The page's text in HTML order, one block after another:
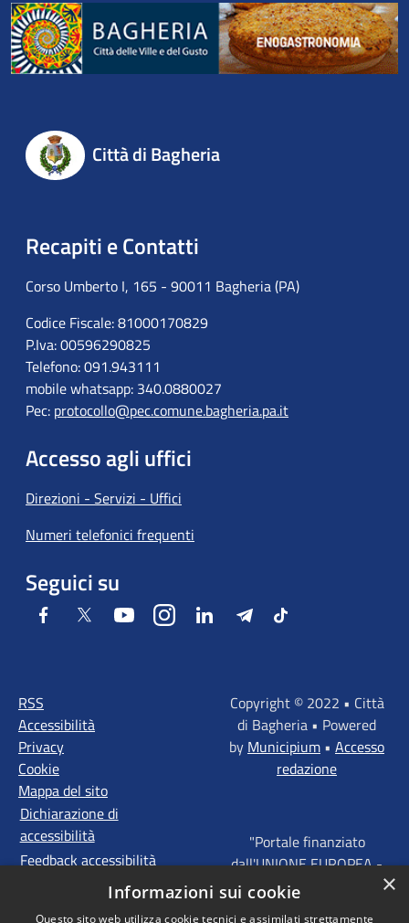
Città di Bagheria
Recapiti e Contatti
Corso Umberto I, 165 - 90011 Bagheria (PA)
Codice Fiscale: 81000170829
P.Iva: 00596290825
Telefono: 091.943111
mobile whatsapp: 340.0880027
Pec: protocollo@pec.comune.bagheria.pa.it
Accesso agli uffici
Direzioni - Servizi - Uffici
Numeri telefonici frequenti
Seguici su
Facebook Twitter YoutubeInstagramLinkedIn TelegramTiktok
RSS
Accessibilità
Privacy
Cookie
Mappa del sito
Dichiarazione di
accessibilità
Feedback accessibilità
Copyright © 2022 • Città
di Bagheria • Powered
by Municipium • Accesso
redazione
"Portale finanziato
dall'UNIONE EUROPEA -
FONDI STRUTTURALI
×
Informazioni sui cookie
Questo sito web utilizza cookie tecnici e assimilati strettamente